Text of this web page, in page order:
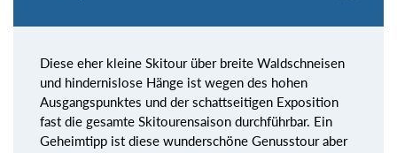
Diese eher kleine Skitour über breite Waldschneisen
und hindernislose Hänge ist wegen des hohen
Ausgangspunktes und der schattseitigen Exposition
fast die gesamte Skitourensaison durchführbar. Ein
Geheimtipp ist diese wunderschöne Genusstour aber